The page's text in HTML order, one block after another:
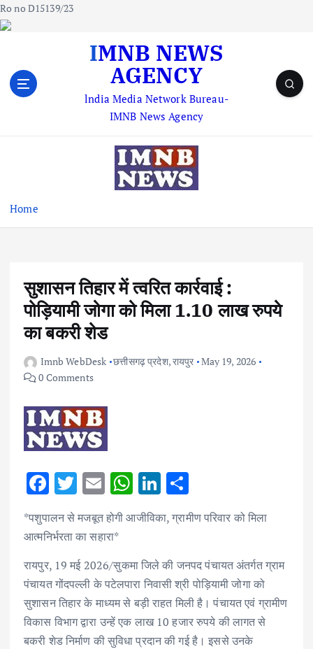
Ro no D15139/23
IMNB NEWS
AGENCY
lndia Media Network Bureau-
IMNB News Agency
Home
सुशासन तिहार में त्वरित कार्रवाई :
पोड़ियामी जोगा को मिला 1.10 लाख रुपये
का बकरी शेड
Imnb WebDesk छत्तीसगढ़ प्रदेश,रायपुर May 19, 2026
0 Comments
F
ac
e
b
o
o
k
T
it
te
r
E
m
ai
l
W
h
at
A
p
p
Li
k
dI
n
h
ar
*पशुपालन से मजबूत होगी आजीविका, ग्रामीण परिवार को मिला
आत्मनिर्भरता का सहारा*
रायपुर, 19 मई 2026/सुकमा जिले की जनपद पंचायत अंतर्गत ग्राम
पंचायत गोंदपल्ली के पटेलपारा निवासी श्री पोड़ियामी जोगा को
सुशासन तिहार के माध्यम से बड़ी राहत मिली है। पंचायत एवं ग्रामीण
विकास विभाग द्वारा उन्हें एक लाख 10 हजार रुपये की लागत से
बकरी शेड निर्माण की सुविधा प्रदान की गई है। इससे उनके